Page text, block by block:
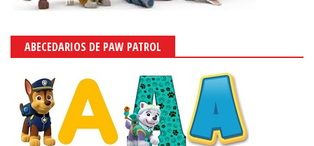
ABECEDARIOS DE LOL SURPRISE